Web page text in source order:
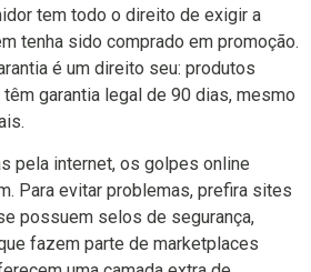
tem todo o direito de exigir a
tenha sido comprado em promoção.
é um direito seu: produtos
garantia legal de 90 dias, mesmo
pela internet, os golpes online
Para evitar problemas, prefira sites
possuem selos de segurança,
fazem parte de marketplaces